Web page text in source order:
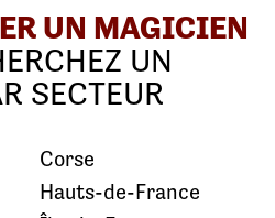
UN MAGICIEN
UN
SECTEUR
Corse
Hauts-de-France